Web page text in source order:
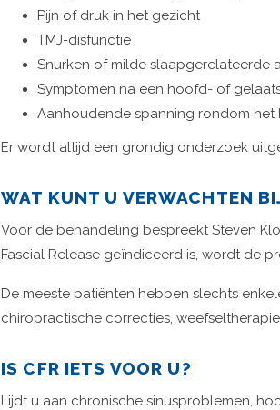
Pijn of druk in het gezicht
TMJ-disfunctie
Snurken of milde slaapgerelateerde
Symptomen na een hoofd- of
Aanhoudende spanning rondom
Er wordt altijd een grondig onderzoek
WAT KUNT U VERWACHTEN
Voor de behandeling bespreekt Steven
Fascial Release geïndiceerd is, wordt de
De meeste patiënten hebben slechts
chiropractische correcties,
IS CFR IETS VOOR U?
Lijdt u aan chronische sinusproblemen,